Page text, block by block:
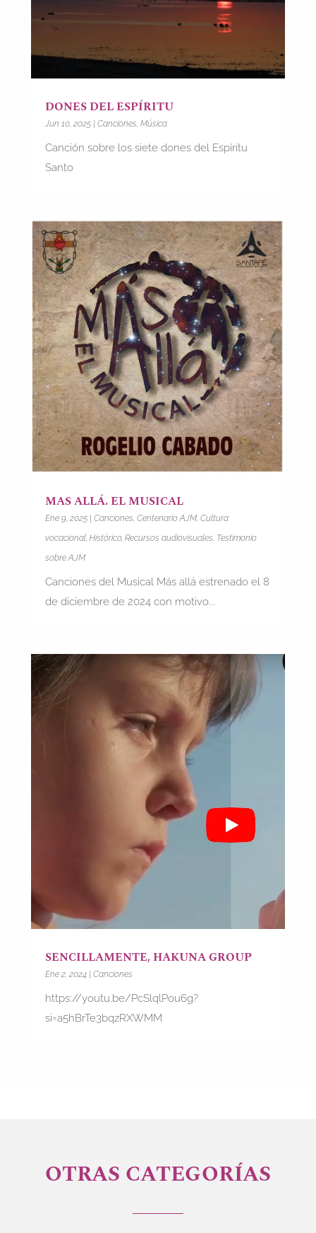
DONES DEL ESPÍRITU
Jun 10, 2025| Canciones Música
Canción sobre los siete dones del Espíritu
Santo
MAS ALLÁ. EL MUSICAL
Ene 9, 2025| Canciones, Centenario AJM, Cultura
vocacional, Histórico, Recursos audiovisuales, Testimonio
sobre AJM
Canciones del Musical Más allá estrenado el 8
de diciembre de 2024 con motivo...
SENCILLAMENTE, HAKUNA GROUP
Ene 2, 2024| Canciones
https://youtu.be/PcSlqlPou6g?
si=a5hBrTe3bqzRXWMM
OTRAS CATEGORÍAS